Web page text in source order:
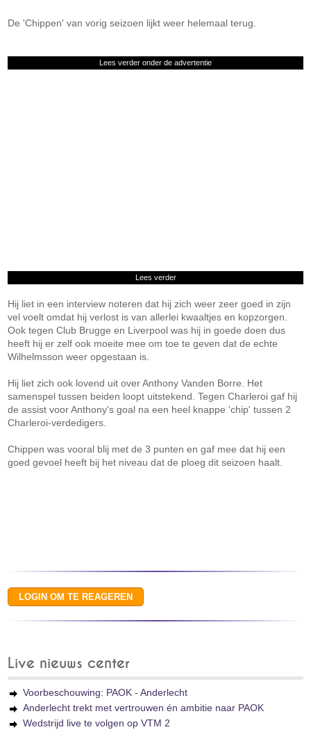
De 'Chippen' van vorig seizoen lijkt weer helemaal terug.
Lees verder onder de advertentie
Lees verder
Hij liet in een interview noteren dat hij zich weer zeer goed in zijn
vel voelt omdat hij verlost is van allerlei kwaaltjes en kopzorgen.
Ook tegen Club Brugge en Liverpool was hij in goede doen dus
heeft hij er zelf ook moeite mee om toe te geven dat de echte
Wilhelmsson weer opgestaan is.
Hij liet zich ook lovend uit over Anthony Vanden Borre. Het
samenspel tussen beiden loopt uitstekend. Tegen Charleroi gaf hij
de assist voor Anthony's goal na een heel knappe 'chip' tussen 2
Charleroi-verdedigers.
Chippen was vooral blij met de 3 punten en gaf mee dat hij een
goed gevoel heeft bij het niveau dat de ploeg dit seizoen haalt.
Live nieuws center
Voorbeschouwing: PAOK - Anderlecht
Anderlecht trekt met vertrouwen én ambitie naar PAOK
Wedstrijd live te volgen op VTM 2